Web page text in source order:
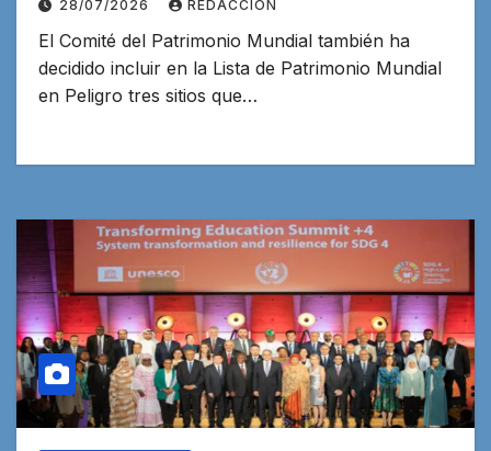
28/07/2026 REDACCION
El Comité del Patrimonio Mundial también ha
decidido incluir en la Lista de Patrimonio Mundial
en Peligro tres sitios que…